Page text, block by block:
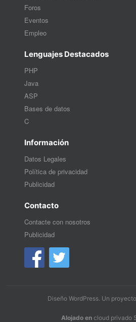
Foros
Eventos
Empleo
Lenguajes Destacados
PHP
Java
ASP
Bases de datos
C
Información
Datos Legales
Política de privacidad
Publicidad
Contacto
Contacte con nosotros
Publicidad
Diseño WordPress. Un
Alojado en cloud privado